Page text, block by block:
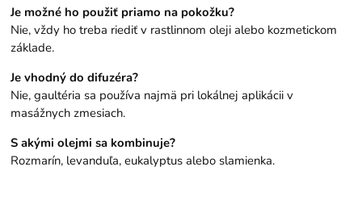
Je možné ho použiť priamo na pokožku?
Nie, vždy ho treba riediť v rastlinnom oleji alebo kozmetickom
základe.
Je vhodný do difuzéra?
Nie, gaultéria sa používa najmä pri lokálnej aplikácii v
masážnych zmesiach.
S akými olejmi sa kombinuje?
Rozmarín, levanduľa, eukalyptus alebo slamienka.